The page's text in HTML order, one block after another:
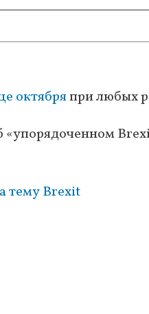
октябряпри любых
«упорядоченном
тему Brexit